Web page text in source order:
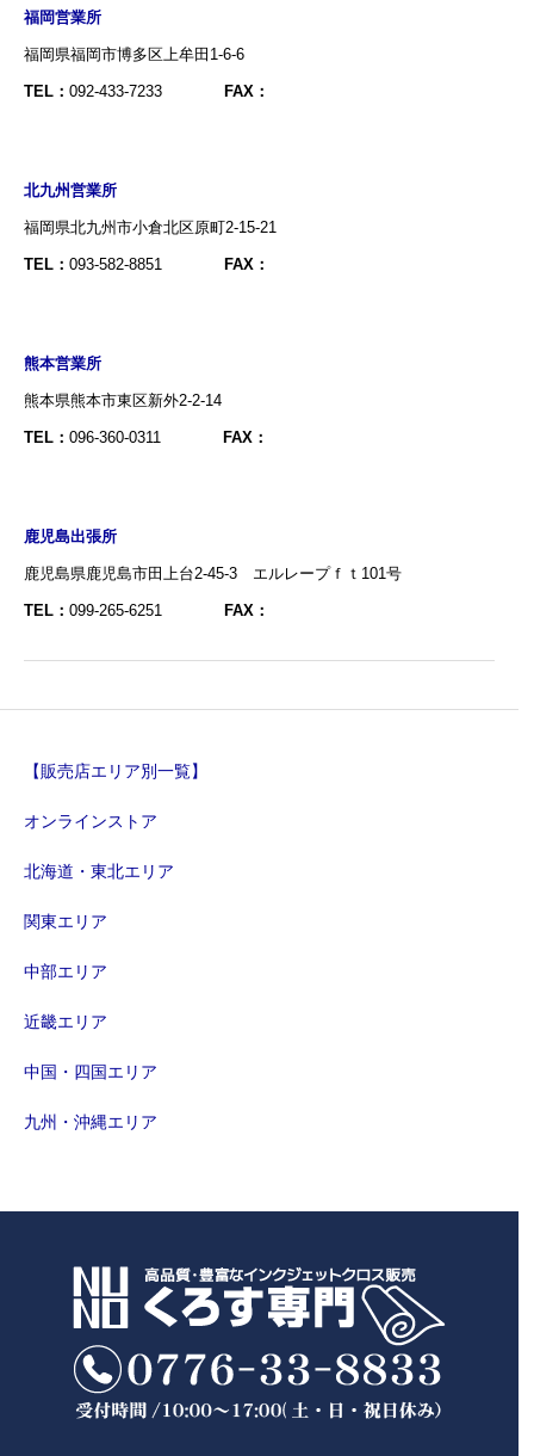
福岡営業所
福岡県福岡市博多区上牟田1-6-6
TEL： 092-433-7233 FAX：
北九州営業所
福岡県北九州市小倉北区原町2-15-21
TEL： 093-582-8851 FAX：
熊本営業所
熊本県熊本市東区新外2-2-14
TEL： 096-360-0311 FAX：
鹿児島出張所
鹿児島県鹿児島市田上台2-45-3 エルレープｆｔ101号
TEL： 099-265-6251 FAX：
【販売店エリア別一覧】
オンラインストア
北海道・東北エリア
関東エリア
中部エリア
近畿エリア
中国・四国エリア
九州・沖縄エリア